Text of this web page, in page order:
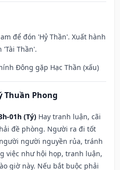
để đón 'Hỷ Thần'. Xuất hành
Thần'.
Đông gặp Hạc Thần (xấu)
Thuần Phong
01h (Tý) Hay tranh luận, cãi
đề phòng. Người ra đi tốt
người nguyền rủa, tránh
việc như hội họp, tranh luận,
giờ này. Nếu bắt buộc phải